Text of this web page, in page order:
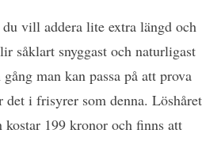
vill addera lite extra längd och
såklart snyggast och naturligast
man kan passa på att prova
det i frisyrer som denna. Löshåret
kostar 199 kronor och finns att